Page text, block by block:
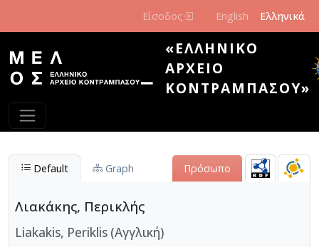
Είσοδος English Ελληνικά
«ΕΛΛΗΝΙΚΌ
ΑΡΧΕΊΟ
ΚΟΝΤΡΑΜΠΆΣΟΥ»
Default Graph Πρόσωπο
Λιακάκης, Περικλής
Liakakis, Periklis (Αγγλική)